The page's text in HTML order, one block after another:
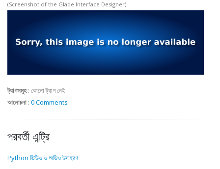
(Screenshot of the Glade Interface Designer)
ট্যাগসমূহ: কোনো ট্যাগ নেই
আলোচনা : 0 Comments
পরবর্তী এন্ট্রি
Python ভিডিও ও অডিও উদাহরণ